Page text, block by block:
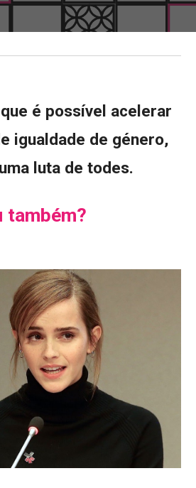
é possível acelerar
igualdade de género,
luta de todes.
também?